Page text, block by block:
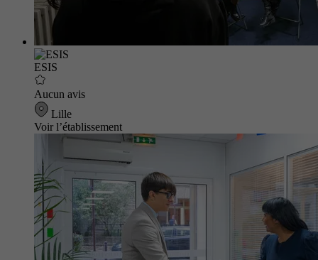
ESIS
Aucun avis
Lille
Voir l’établissement